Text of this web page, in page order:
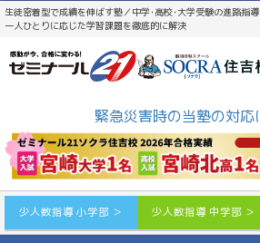
生徒密着型で成績を伸ばす塾／中学･高校･大学受験の進路指
一人ひとりに応じた学習課題を徹底的に解決
緊急災害時の当塾の対応
少人数指導 小学部 ＞ 少人数指導 中学部 ＞